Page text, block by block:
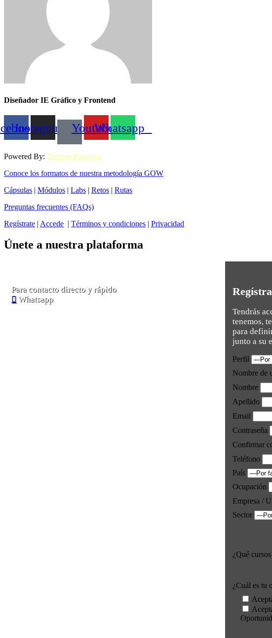
Diseñador IE Gráfico y Frontend
Instagram YoutubeWhatsapp
Powered By: Destino Bahamas
Conoce los formatos de nuestra metodología GOW
Cápsulas | Módulos | Labs | Retos | Rutas
Preguntas frecuentes (FAQs)
Regístrate | Accede | Términos y condiciones | Privacidad
Únete a nuestra plataforma
Para contacto directo y rápido
Whatsapp
Tendrás
tenemos,
para
junto a su
Perfil
Nombre de
Nombre
Apellido
Email
Contraseña
Confirmar
Teléfono
País
Ocupación
Empresa /
Sector
¿Qué
¿Cuál es tu